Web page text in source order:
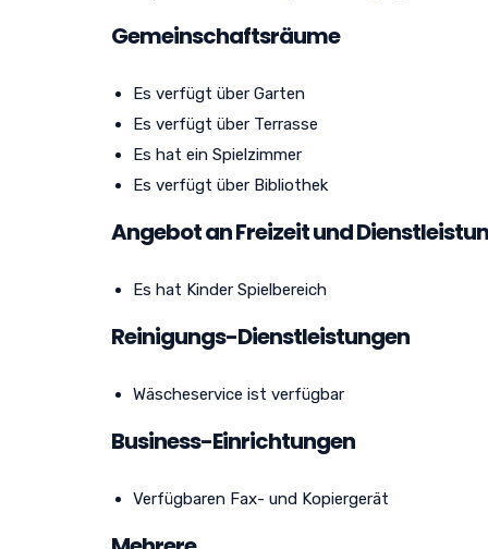
Gemeinschaftsräume
Es verfügt über Garten
Es verfügt über Terrasse
Es hat ein Spielzimmer
Es verfügt über Bibliothek
Angebot an Freizeit und
Es hat Kinder Spielbereich
Reinigungs-Dienstleistungen
Wäscheservice ist verfügbar
Business-Einrichtungen
Verfügbaren Fax- und Kopiergerät